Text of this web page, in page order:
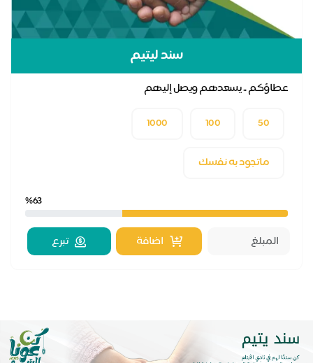
سند ليتيم
عطاؤكم .. يسعدهم ويصل إليهم
1000
ماتجود به نفسك
اضافة تبرع